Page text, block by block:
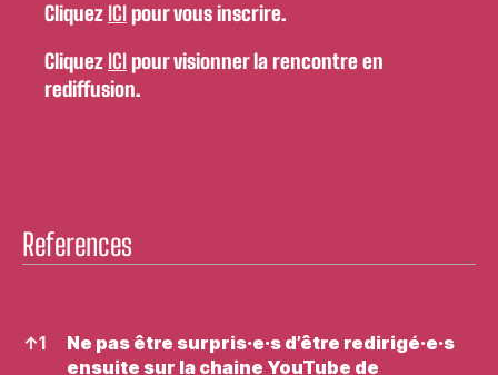
Cliquez ICIpour vous inscrire.
Cliquez ICIpour visionner la rencontre en
rediffusion.
References
↑1
Ne pas être surpris·e·s d’être redirigé·e·s
ensuite sur la chaine YouTube de